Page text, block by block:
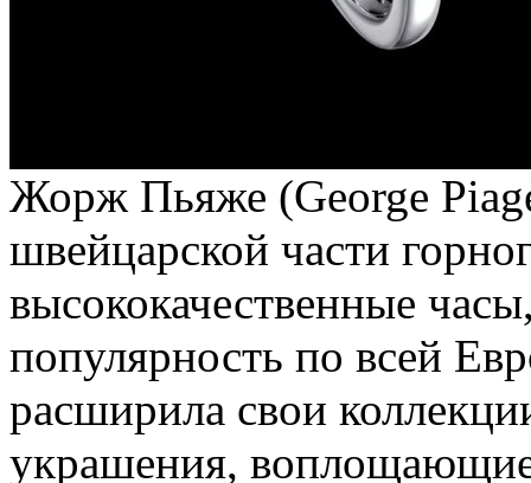
Жорж Пьяже (George
швейцарской части
высококачественные
популярность по всей
расширила свои
украшения, воплощающие